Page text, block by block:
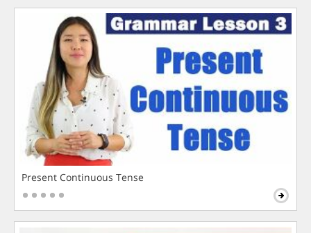
Present Continuous Tense